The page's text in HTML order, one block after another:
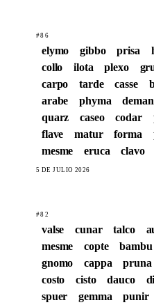
#86
elymo gibbo prisa
collo
ilota plexo
carpo
tarde casse
arabe
phyma deman
quarz
caseo codar
flave
matur forma
mesme
eruca clavo
5 DE JULIO 2026
#82
valse cunar talco
mesme
copte bambu
gnomo
cappa pruna
costo
cisto dauco
spuer
gemma punir